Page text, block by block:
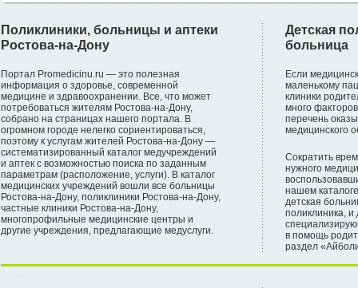
Поликлиники, больницы и аптеки
Ростова-на-Дону
Портал Promedicinu.ru — это полезная
информация о здоровье, современной
медицине и здравоохранении. Все, что может
потребоваться жителям Ростова-на-Дону,
собрано на страницах нашего портала. В
огромном городе нелегко сориентироваться,
поэтому к услугам жителей Ростова-на-Дону —
систематизированный каталог медучреждений
и аптек с возможностью поиска по заданным
параметрам (расположение, услуги). В каталог
медицинских учреждений вошли все больницы
Ростова-на-Дону, поликлиники Ростова-на-Дону,
частные клиники Ростова-на-Дону,
многопрофильные медицинские центры и
другие учреждения, предлагающие медуслуги.
Детская
больница
Если
маленькому
клиники
много
перечень
медицинского
Сократить
нужного
нашем
детская
поликлиника, и
в помощь
раздел